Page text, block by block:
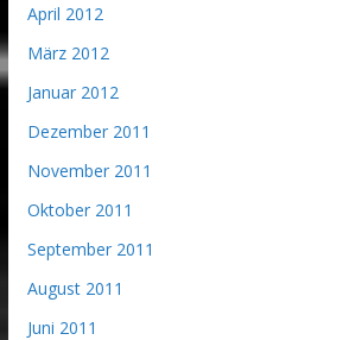
April 2012
März 2012
Januar 2012
Dezember 2011
November 2011
Oktober 2011
September 2011
August 2011
Juni 2011